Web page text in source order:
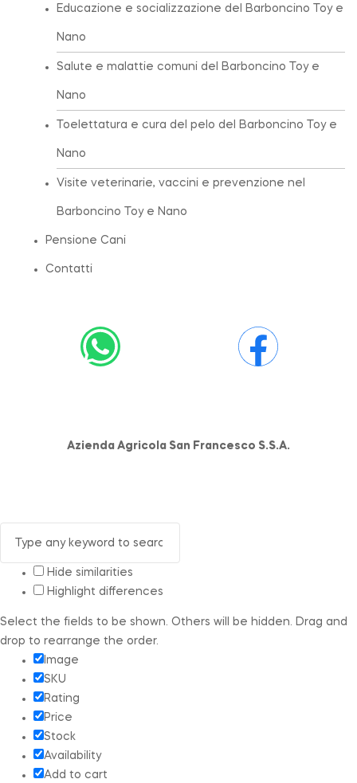
Educazione e socializzazione del Barboncino Toy e
Nano
Salute e malattie comuni del Barboncino Toy e
Nano
Toelettatura e cura del pelo del Barboncino Toy e
Nano
Visite veterinarie, vaccini e prevenzione nel
Barboncino Toy e Nano
Pensione Cani
Contatti
Azienda Agricola San Francesco S.S.A.
Hide similarities
Highlight differences
Select the fields to be shown. Others will be hidden. Drag and
drop to rearrange the order.
Image
SKU
Rating
Price
Stock
Availability
Add to cart